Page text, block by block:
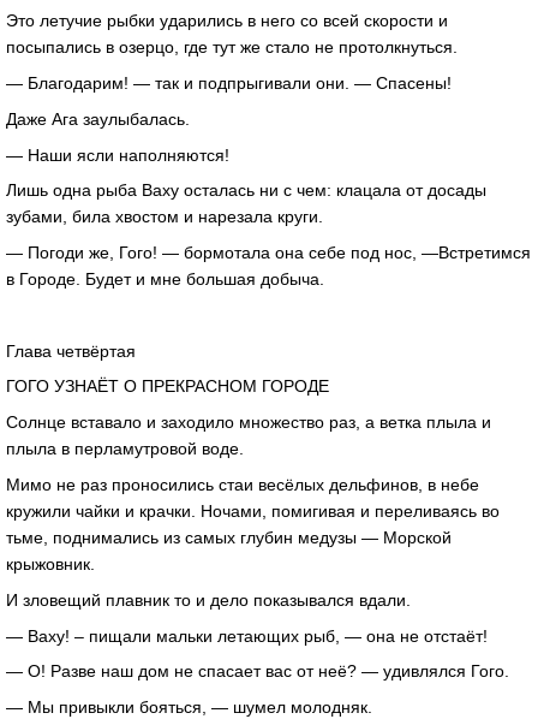
Это летучие рыбки ударились в него со всей скорости и
посыпались в озерцо, где тут же стало не протолкнуться.
— Благодарим! — так и подпрыгивали они. — Спасены!
Даже Ага заулыбалась.
— Наши ясли наполняются!
Лишь одна рыба Ваху осталась ни с чем: клацала от досады
зубами, била хвостом и нарезала круги.
— Погоди же, Гого! — бормотала она себе под нос, —Встретимся
в Городе. Будет и мне большая добыча.
Глава четвёртая
ГОГО УЗНАЁТ О ПРЕКРАСНОМ ГОРОДЕ
Солнце вставало и заходило множество раз, а ветка плыла и
плыла в перламутровой воде.
Мимо не раз проносились стаи весёлых дельфинов, в небе
кружили чайки и крачки. Ночами, помигивая и переливаясь во
тьме, поднимались из самых глубин медузы — Морской
крыжовник.
И зловещий плавник то и дело показывался вдали.
— Ваху! – пищали мальки летающих рыб, — она не отстаёт!
— О! Разве наш дом не спасает вас от неё? — удивлялся Гого.
— Мы привыкли бояться, — шумел молодняк.